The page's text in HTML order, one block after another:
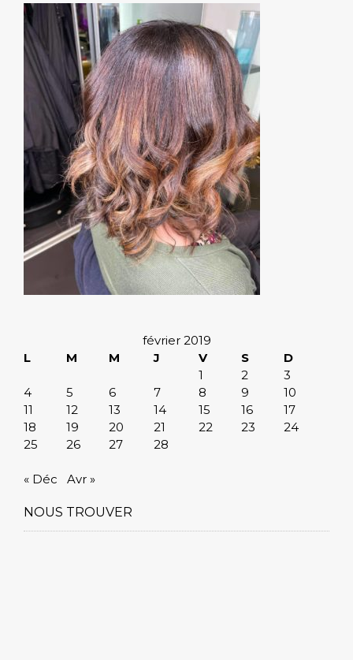
février 2019
L
M M J V S
D
1
2
3
4
5 6 7 8 9
10
11
12 13 14 15 16
17
18
19 20 21 22 23
24
25
26 27 28
« Déc Avr »
NOUS TROUVER